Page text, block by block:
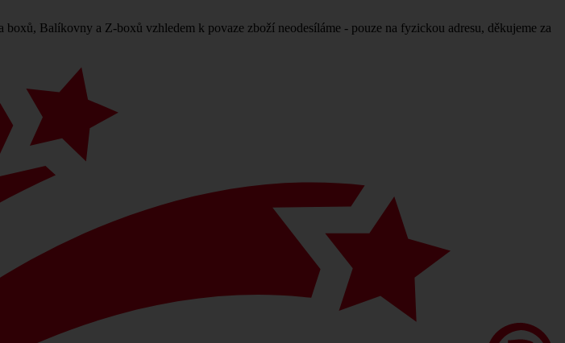
Balíkovny a Z-boxů vzhledem k povaze zboží neodesíláme - pouze na fyzickou adresu, děkujeme za